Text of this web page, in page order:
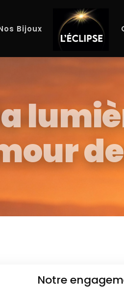
Bijoux
Notre